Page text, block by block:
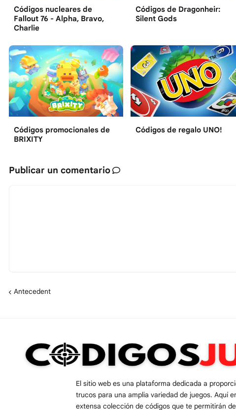
Códigos nucleares de
Fallout 76 - Alpha, Bravo,
Charlie
Códigos de Dragonheir:
Silent Gods
Códigos promocionales de
BRIXITY
Códigos de regalo UNO!
Publicar un comentario
Antecedent
El sitio web es una plataforma dedicada a
trucos para una amplia variedad de juegos. Aquí
extensa colección de códigos que te permitirán